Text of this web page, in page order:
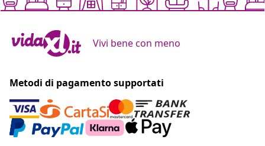
Vivi bene con meno
Metodi di pagamento supportati